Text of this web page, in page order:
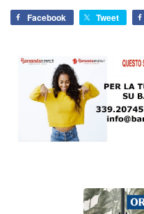
Facebook Tweet